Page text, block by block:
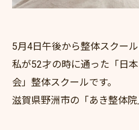
5月4日午後から整体スクー
私が52才の時に通った「日
会」整体スクールです。
滋賀県野洲市の「あき整体院